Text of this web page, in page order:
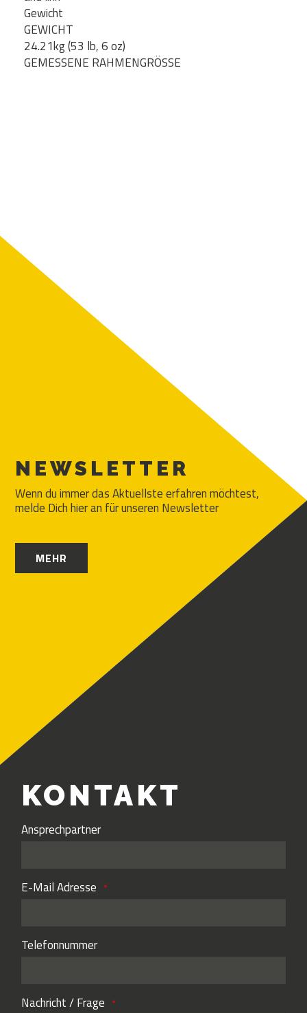
Gewicht
GEWICHT
24.21kg (53 lb, 6 oz)
GEMESSENE RAHMENGRÖSSE
NEWSLETTER
Wenn du immer das Aktuellste erfahren möchtest,
melde Dich hier an für unseren Newsletter
MEHR
KONTAKT
Ansprechpartner
E-Mail Adresse
Telefonnummer
Nachricht / Frage